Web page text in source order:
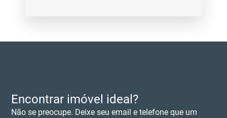
Encontrar imóvel ideal?
Não se preocupe. Deixe seu email e telefone que um